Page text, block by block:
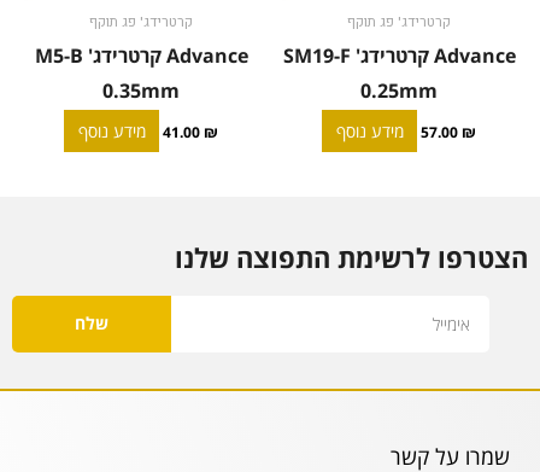
קרטרידג' פג תוקף
Advance קרטרידג' SM19-F
0.25mm
57.00 ₪ מידע נוסף
קרטרידג' פג תוקף
Advance קרטרידג' M5-B
0.35mm
41.00 ₪ מידע נוסף
הצטרפו לרשימת התפוצה שלנו
שלח
שמרו על קשר